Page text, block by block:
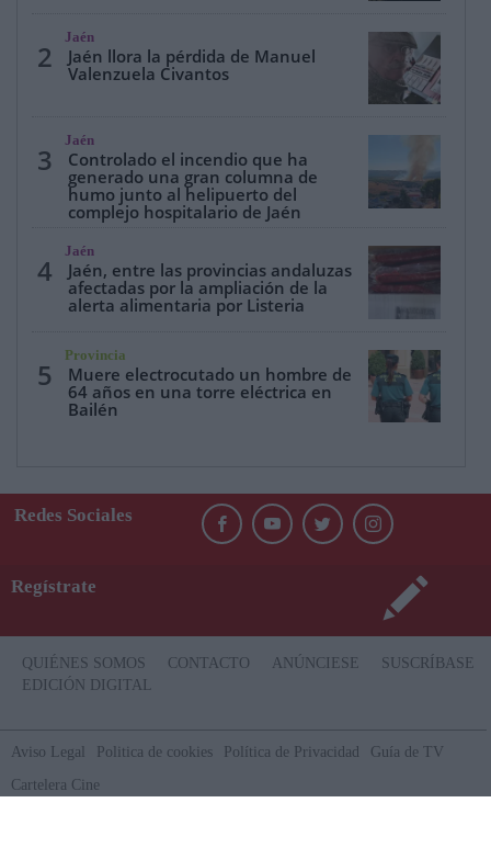
2
Jaén
Jaén llora la pérdida de Manuel
Valenzuela Civantos
3
Jaén
Controlado el incendio que ha
generado una gran columna de
humo junto al helipuerto del
complejo hospitalario de Jaén
4
Jaén
Jaén, entre las provincias andaluzas
afectadas por la ampliación de la
alerta alimentaria por Listeria
5
Provincia
Muere electrocutado un hombre de
64 años en una torre eléctrica en
Bailén
Redes Sociales
Regístrate
QUIÉNES SOMOS CONTACTO ANÚNCIESE
SUSCRÍBASE
EDICIÓN DIGITAL
Aviso Legal Politica de cookies Política de Privacidad
Guía de TV
Cartelera Cine